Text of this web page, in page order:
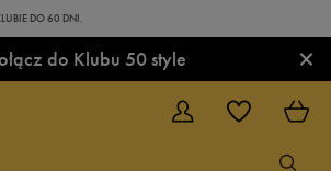
DO 60 DNI.
do Klubu 50 style ×